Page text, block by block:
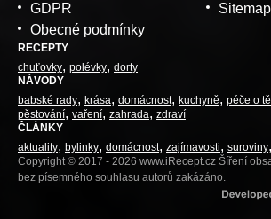
GDPR
Obecné podmínky
Sitemap
RECEPTY
chuťovky polévky dorty
NÁVODY
babské rady
krása domácnost kuchyně péče o
pěstování vaření zahrada zdraví
ČLÁNKY
aktuality
bylinky domácnost zajímavosti suroviny
Copyright © 2017 - 2026 www.iRecept.cz Šíření
bez písemného souhlasu autorů zakázáno.